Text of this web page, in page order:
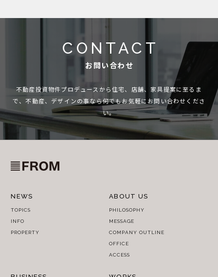
CONTACT
お問い合わせ
不動産投資物件プロデュースから住宅、店舗、家具提案に至るま
で、不動産、デザインの事なら何でもお気軽にお問い合わせくださ
い。
NEWS
TOPICS
INFO
PROPERTY
ABOUT US
PHILOSOPHY
MESSAGE
COMPANY OUTLINE
OFFICE
ACCESS